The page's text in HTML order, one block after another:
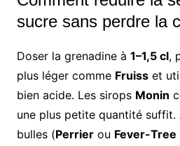
sucre sans perdre la
Doser la grenadine à 1–1,5 cl,
plus léger comme Fruisset
bien acide. Les sirops Monin
une plus petite quantité
bulles (Perrierou Fever-Tree